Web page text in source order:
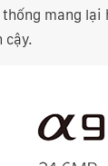
thống mang
cậy.